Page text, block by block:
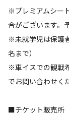
※プレミアムシー
合がございます。
※未就学児は保護
名まで）
※車イスでの観戦
でお問い合わせく
■チケット販売所